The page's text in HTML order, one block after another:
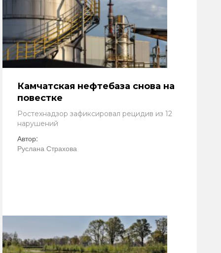
Камчатская нефтебаза снова на
повестке
Ростехнадзор зафиксировал рецидив из 12
нарушений
Автор:
Руслана Страхова